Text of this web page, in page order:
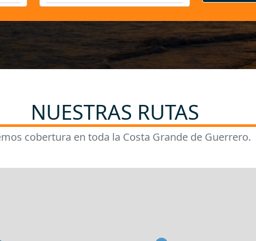
NUESTRAS RUTAS
cobertura en toda la Costa Grande de Guerrero.